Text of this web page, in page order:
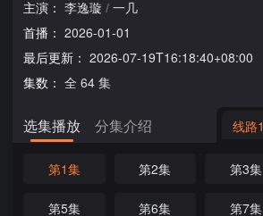
主演： 李逸璇 / 一几
首播： 2026-01-01
最后更新： 2026-07-19T16:18:40+08:00
集数： 全 64 集
选集播放 分集介绍 线路1
第1集 第2集 第3集
第5集 第6集 第7集